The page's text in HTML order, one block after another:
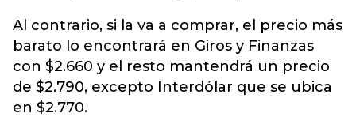
Al contrario, si la va a comprar, el precio más
barato lo encontrará en Giros y Finanzas
con $2.660 y el resto mantendrá un precio
de $2.790, excepto Interdólar que se ubica
en $2.770.